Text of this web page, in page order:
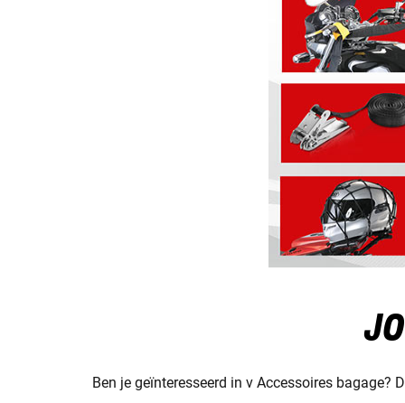
Ben je geïnteresseerd in v Accessoires bagage?